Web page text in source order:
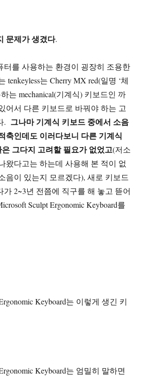
문제가 생겼다.
터를 사용하는 환경이 굉장히 조용한
tenkeyless는 Cherry MX red(일명 ‘체
는 mechanical(기계식) 키보드인 까
어서 다른 키보드로 바꿔야 하는 고
. 그나마 기계식 키보드 중에서 소음
축인데도 이러다보니 다른 기계식
그다지 고려할 필요가 없었고(저소
왔다고는 하는데 사용해 본 적이 없
음이 있는지 모르겠다), 새로 키보드
가 2~3년 전쯤에 직구를 해 놓고 뜯어
Sculpt Ergonomic Keyboard를
Keyboard는 이렇게 생긴 키
Keyboard는 엄밀히 말하면